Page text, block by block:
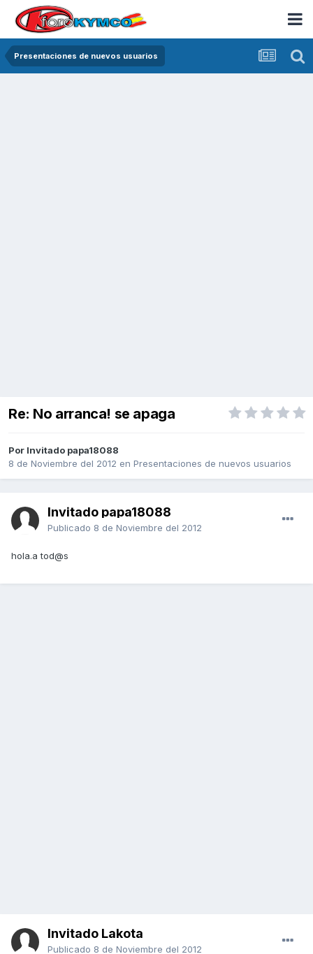
Presentaciones de nuevos usuarios
Re: No arranca! se apaga
Por Invitado papa18088
8 de Noviembre del 2012 en Presentaciones de nuevos usuarios
Invitado papa18088
Publicado 8 de Noviembre del 2012
hola.a tod@s
Invitado Lakota
Publicado 8 de Noviembre del 2012